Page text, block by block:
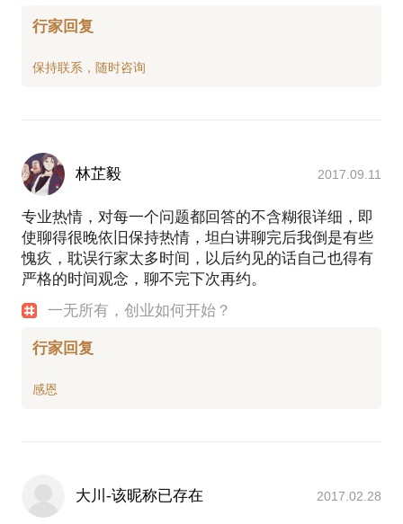
行家回复
林芷毅 2017.09.11
专业热情，对每一个问题都回答的不含糊很详细，即
使聊得很晚依旧保持热情，坦白讲聊完后我倒是有些
愧疚，耽误行家太多时间，以后约见的话自己也得有
严格的时间观念，聊不完下次再约。
一无所有，创业如何开始？
行家回复
大川-该昵称已存在 2017.02.28